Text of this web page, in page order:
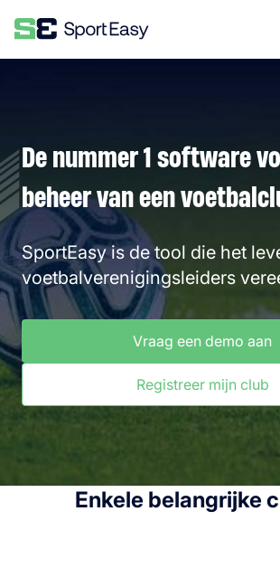
De nummer 1 software
beheer van een
SportEasy is de tool die het
voetbalverenigingsleiders
Vraag een demo aan
Registreer mijn club
Enkele belangrijke